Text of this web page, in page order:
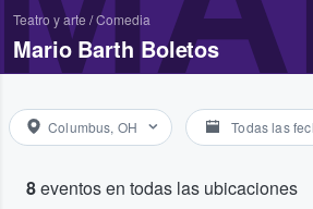
Teatro y arte /Comedia
Mario Barth Boletos
Columbus, OH Todas las
8eventos en todas las ubicaciones